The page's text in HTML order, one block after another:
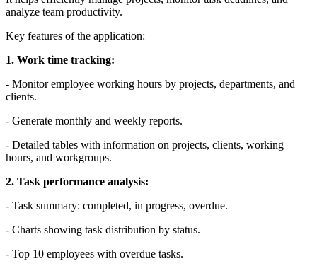
analyze team productivity.
Key features of the application:
1. Work time tracking:
- Monitor employee working hours by projects, departments, and
clients.
- Generate monthly and weekly reports.
- Detailed tables with information on projects, clients, working
hours, and workgroups.
2. Task performance analysis:
- Task summary: completed, in progress, overdue.
- Charts showing task distribution by status.
- Top 10 employees with overdue tasks.